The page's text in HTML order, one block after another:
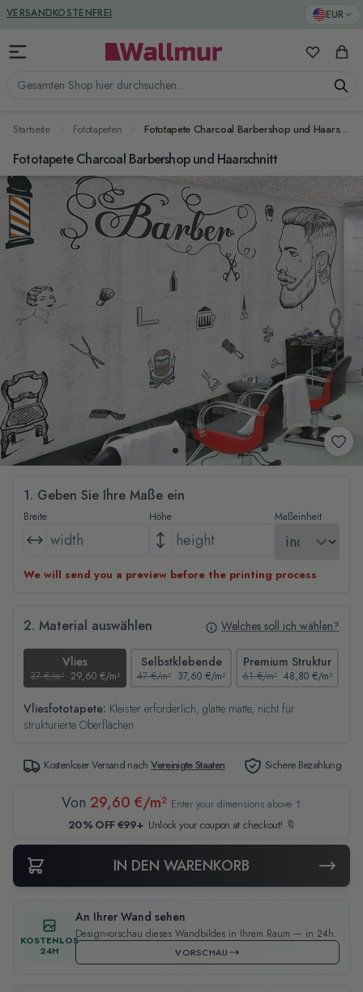
Zum Inhalt springen EUR
Gesamten Shop hier durchsuchen...
Meine
VERSANDKOSTENFREI
GREENGUARD ZERTIFIZIERT
Startseite Fototapeten Fototapete Charcoal Barbershop und Haarschnitt
Fototapete Charcoal Barbershop und Haarschnitt
1. Geben Sie Ihre Maße ein
Breite Höhe Maßeinheit
We will send you a preview before the printing process
2. Material auswählen Welches soll ich wählen?
Vlies
37 €/m² 29,60 €/m²
Selbstklebende
47 €/m² 37,60 €/m²
Premium Struktur
61 €/m² 48,80 €/m²
Vliesfototapete: Kleister erforderlich, glatte matte, nicht für
strukturierte Oberflächen
Kostenloser Versand nachVereinigte Staaten Sichere Bezahlung
Von 29,60 €/m² Enter your dimensions above ↑
20% OFF €99+ Unlock your coupon at checkout! 🔖
IN DEN WARENKORB
KOSTENLOS
24H
An Ihrer Wand sehen
Designvorschau dieses Wandbildes in Ihrem Raum — in 24h.
VORSCHAU